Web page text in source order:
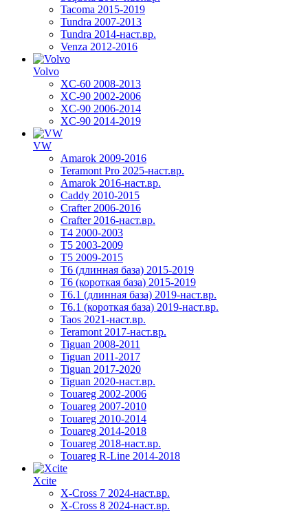
Tacoma 2015-2019
Tundra 2007-2013
Tundra 2014-наст.вр.
Venza 2012-2016
Volvo
XC-60 2008-2013
XC-90 2002-2006
XC-90 2006-2014
XC-90 2014-2019
VW
Amarok 2009-2016
Teramont Pro 2025-наст.вр.
Amarok 2016-наст.вр.
Caddy 2010-2015
Crafter 2006-2016
Crafter 2016-наст.вр.
T4 2000-2003
T5 2003-2009
T5 2009-2015
T6 (длинная база) 2015-2019
Т6 (короткая база) 2015-2019
T6.1 (длинная база) 2019-наст.вр.
T6.1 (короткая база) 2019-наст.вр.
Taos 2021-наст.вр.
Teramont 2017-наст.вр.
Tiguan 2008-2011
Tiguan 2011-2017
Tiguan 2017-2020
Tiguan 2020-наст.вр.
Touareg 2002-2006
Touareg 2007-2010
Touareg 2010-2014
Touareg 2014-2018
Touareg 2018-наст.вр.
Touareg R-Line 2014-2018
Xcite
X-Cross 7 2024-наст.вр.
X-Cross 8 2024-наст.вр.